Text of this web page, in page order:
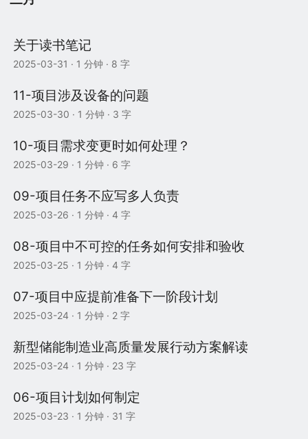
关于读书笔记
2025-03-31 · 1 分钟 · 8 字
11-项目涉及设备的问题
2025-03-30 · 1 分钟 · 3 字
10-项目需求变更时如何处理？
2025-03-29 · 1 分钟 · 6 字
09-项目任务不应写多人负责
2025-03-26 · 1 分钟 · 4 字
08-项目中不可控的任务如何安排和验收
2025-03-25 · 1 分钟 · 4 字
07-项目中应提前准备下一阶段计划
2025-03-24 · 1 分钟 · 2 字
新型储能制造业高质量发展行动方案解读
2025-03-24 · 1 分钟 · 23 字
06-项目计划如何制定
2025-03-23 · 1 分钟 · 31 字